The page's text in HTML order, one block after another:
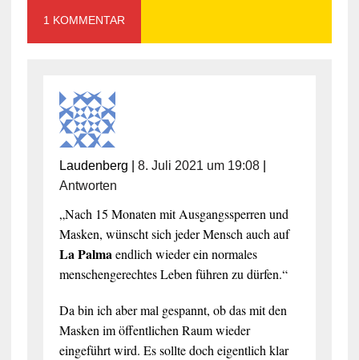
1 KOMMENTAR
Laudenberg 8. Juli 2021 um 19:08|
Antworten
„Nach 15 Monaten mit Ausgangssperren und
Masken, wünscht sich jeder Mensch auch auf
La Palmaendlich wieder ein normales
menschengerechtes Leben führen zu dürfen.“
Da bin ich aber mal gespannt, ob das mit den
Masken im öffentlichen Raum wieder
eingeführt wird. Es sollte doch eigentlich klar